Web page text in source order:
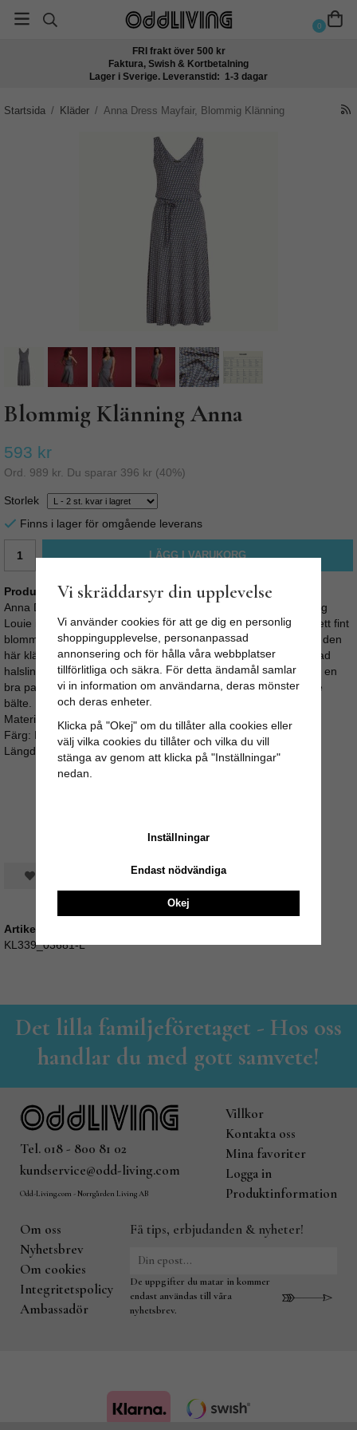
0
FRI frakt över 500 kr
Faktura, Swish & Kortbetalning
Lager i Sverige. Leveranstid: 1-3 dagar
Startsida / Kläder / Anna Dress Mayfair, Blommig Klänning
Blommig Klänning Anna
593 kr
Ord. 989 kr . Du sparar 396 kr (40%)
Storlek
Finns i lager för omgående leverans
LÄGG I VARUKORG
Produktbeskrivning:
Anna Dress Mayfair, Blommig Klänning från det fina märket King
Louie i Amsterdam. Denna klänning är skuren i A-linje och har ett fint
blommigt mönster och stretchigt tyg. Den vackra silhuetten gör den
här klänningen utmärkt för sommarfester. Gjord med en V-ringad
halslinning fram och bak och vid kjol. Midja med söm, vilket ger en
bra passform. Perfekt med klackskor eller sandaler. Matchande
bälte.
Material: 95% viscose, 5% elastane
Färg: Blå med blommönster
Längd i storl M: 115 cm
Spara som favorit
Artikelnummer:
KL339_03681-L
Det lilla familjeföretaget - Hos oss
handlar du med gott samvete!
Tel. 018 - 800 81 02
kundservice@odd-living.com
Odd-Living.com - Norrgården Living AB
Villkor
Kontakta oss
Mina favoriter
Logga in
Produktinformation
Om oss
Nyhetsbrev
Om cookies
Integritetspolicy
Ambassadör
Få tips, erbjudanden & nyheter!
De uppgifter du matar in kommer
endast användas till våra
nyhetsbrev.
Vi skräddarsyr din upplevelse
Vi använder cookies för att ge dig en personlig
shoppingupplevelse, personanpassad
annonsering och för hålla våra webbplatser
tillförlitliga och säkra. För detta ändamål samlar
vi in information om användarna, deras mönster
och deras enheter.
Klicka på "Okej" om du tillåter alla cookies eller
välj vilka cookies du tillåter och vilka du vill
stänga av genom att klicka på "Inställningar"
nedan.
Inställningar
Endast nödvändiga
Okej